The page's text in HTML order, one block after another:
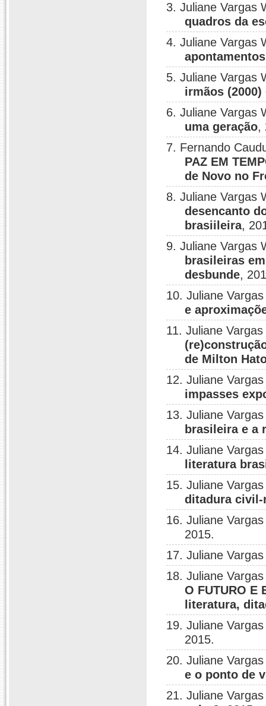
3. Juliane Vargas
quadros da
4. Juliane Vargas
5. Juliane Vargas
irmãos
6. Juliane Vargas
uma geração,
7. Fernando
PAZ EM
de Novo no
8. Juliane Vargas
desencanto
brasiileira,
9. Juliane Vargas
brasileiras
desbunde,
10. Juliane
e
11. Juliane
de Milton
12. Juliane
impasses
13. Juliane
brasileira e a
14. Juliane
literatura
15. Juliane
ditadura
16. Juliane
2015.
17. Juliane
18. Juliane
O FUTURO E
literatura,
19. Juliane
2015.
20. Juliane
e o ponto de
21. Juliane